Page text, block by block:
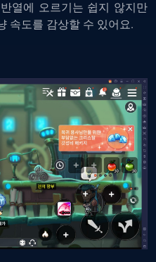
열에 오르기는 쉽지 않지만
속도를 감상할 수 있어요.